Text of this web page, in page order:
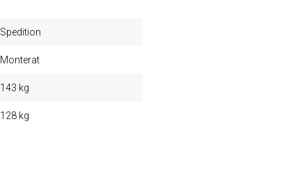
Spedition
Monterat
143 kg
128 kg